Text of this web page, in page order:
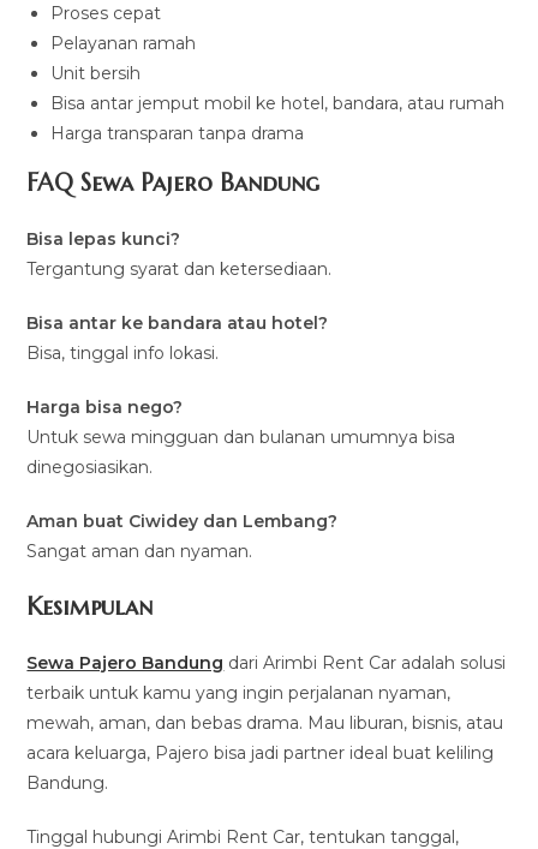
Proses cepat
Pelayanan ramah
Unit bersih
Bisa antar jemput mobil ke hotel, bandara, atau rumah
Harga transparan tanpa drama
FAQ Sewa Pajero Bandung
Bisa lepas kunci?
Tergantung syarat dan ketersediaan.
Bisa antar ke bandara atau hotel?
Bisa, tinggal info lokasi.
Harga bisa nego?
Untuk sewa mingguan dan bulanan umumnya bisa
dinegosiasikan.
Aman buat Ciwidey dan Lembang?
Sangat aman dan nyaman.
Kesimpulan
Sewa Pajero Bandung dari Arimbi Rent Car adalah solusi
terbaik untuk kamu yang ingin perjalanan nyaman,
mewah, aman, dan bebas drama. Mau liburan, bisnis, atau
acara keluarga, Pajero bisa jadi partner ideal buat keliling
Bandung.
Tinggal hubungi Arimbi Rent Car, tentukan tanggal,